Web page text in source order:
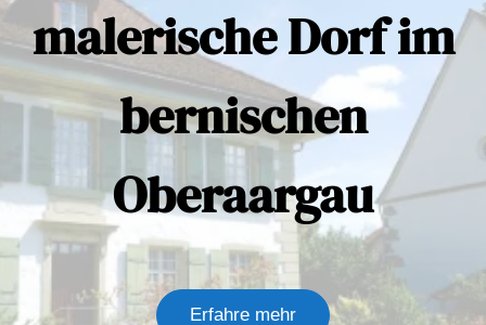
malerische Dorf im
bernischen
Oberaargau
Erfahre mehr